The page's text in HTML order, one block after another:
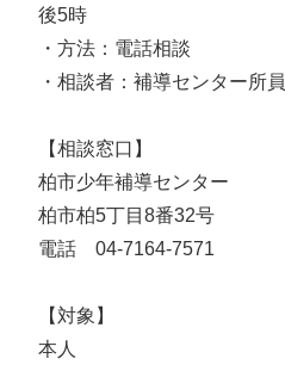
後5時
・方法：電話相談
・相談者：補導センター所員
【相談窓口】
柏市少年補導センター
柏市柏5丁目8番32号
電話 04-7164-7571
【対象】
本人